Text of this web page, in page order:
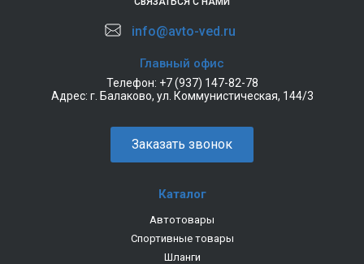
info@avto-ved.ru
Главный офис
Телефон: +7 (937) 147-82-78
Адрес: г. Балаково, ул. Коммунистическая, 144/3
Заказать звонок
Каталог
Автотовары
Спортивные товары
Шланги